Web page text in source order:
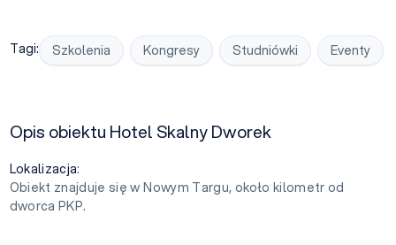
Tagi: Szkolenia Kongresy Studniówki Eventy
Opis obiektu Hotel Skalny Dworek
Lokalizacja:
Obiekt znajduje się w Nowym Targu, około kilometr od
dworca PKP.